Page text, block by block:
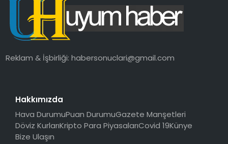
SAĞLIK
MAGAZIN
Reklam & İşbirliği:habersonuclari@gmail.com
Hakkımızda
Hava DurumuPuan DurumuGazete Manşetleri
Döviz KurlarıKripto Para PiyasalarıCovid 19Künye
Bize Ulaşın